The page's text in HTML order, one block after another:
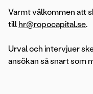
Varmt välkommen att
till hr@ropocapital.se.
Urval och intervjuer
ansökan så snart som